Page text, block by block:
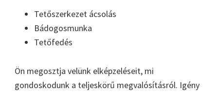
Tetőszerkezet ácsolás
Bádogosmunka
Tetőfedés
Ön megosztja velünk elképzeléseit, mi
gondoskodunk a teljeskörű megvalósításról. Igény